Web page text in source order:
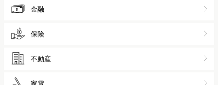
金融
保険
不動産
家電